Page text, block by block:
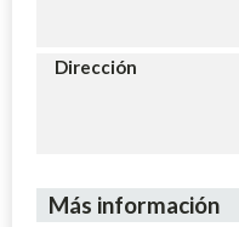
Dirección
Más información